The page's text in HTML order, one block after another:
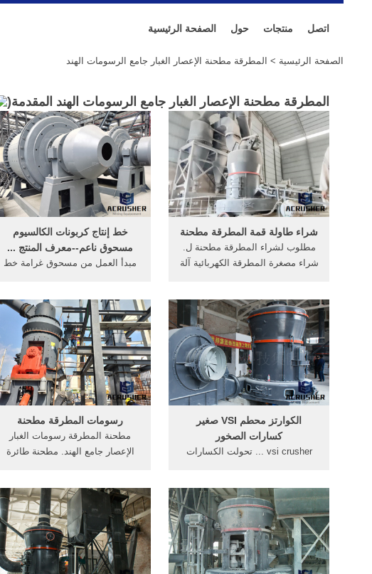
الصفحة الرئيسية حول منتجات اتصل
الصفحة الرئيسية > المطرقة مطحنة الإعصار الغبار جامع الرسومات الهند
المطرقة مطحنة الإعصار الغبار جامع الرسومات الهند المقدمة(
خط إنتاج كربونات الكالسيوم
مسحوق ناعم--معرف المنتج ...
مبدأ العمل من مسحوق غرامة خط
وحدة رئيسية ، المخفض ، مسحوق
مصنف ، الإعصار مسحوق جامع ،
الغبار الأنظف ، منفاخ ، التحكم
مجلس الوزراء المحرك والأنابيب.
شراء طاولة قمة المطرقة مطحنة
مطلوب لشراء المطرقة مطحنة ل.
شراء مصغرة المطرقة الكهربائية آلة
مطحنة. . الحبوب مطرقة المطاحن
ل saleand خلاط
008613676919053 .. اتصل بالمورد
رسومات المطرقة مطحنة
مطحنة المطرقة رسومات الغبار
الإعصار جامع الهند. مطحنة طائرة
جامع الهند · مطحنه بالانجليزي محجر
كلمه, ...
الكوارتز محطم VSI صغير
كسارات الصخور
vsi crusher ... تحولت الكسارات
الهيدروكربونات النفطية الفحم
المحمولة سعر محطم · ريموند
مطحنة المطرقة... أعرف أكثر